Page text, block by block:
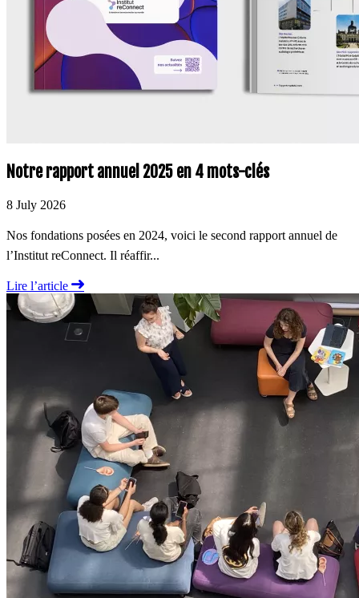
Notre rapport annuel 2025 en 4 mots-clés
8 July 2026
Nos fondations posées en 2024, voici le second rapport annuel de
l’Institut reConnect. Il réaffir...
Lire l’article